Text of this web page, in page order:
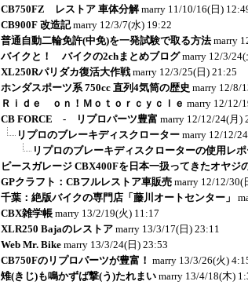
CB750FZ レストア 車体分解 marry 11/10/16(日)
CB900F 改造記 marry 12/3/7(水) 19:22
普通自動二輪免許(中免)を一発試験で取る方法 marry
バイクと！ バイクの2chまとめブログ marry 12/3/24(
XL250Rパリダカ復活大作戦 marry 12/3/25(日) 21:25
ホンダスポーツ系 750cc 直列4気筒の歴史 marry 12/8/
Ｒｉｄｅ ｏｎ！Ｍｏｔｏｒｃｙｃｌｅ marry 12/12/
CB FORCE - リプロパーツ豊富 marry 12/12/24(月)
リプロのブレーキディスクローター marry 12/12/
リプロのブレーキディスクローターの使用レポ
ピースガレージ CBX400Fを日本一扱ってきたオヤジ
GPクラフト：CBフルレストア車販売 marry 12/12/30(
千葉：絶版バイクの専門店「藤川オートセンター」
CBX雑学帳 marry 13/2/19(火) 11:17
XLR250 Bajaのレストア marry 13/3/17(日) 23:11
Web Mr. Bike marry 13/3/24(日) 23:53
CB750Fのリプロパーツが豊富！ marry 13/3/26(火)
雉(きじ)も鳴かずば撃(う)たれまい marry 13/4/18(木)